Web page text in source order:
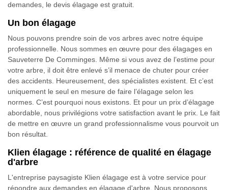
demandes, le devis élagage est gratuit.
Un bon élagage
Nous pouvons prendre soin de vos arbres avec notre équipe
professionnelle. Nous sommes en œuvre pour des élagages en
Sauveterre De Comminges. Même si vous avez de l’estime pour
votre arbre, il doit être enlevé s’il menace de chuter pour créer
des accidents. Heureusement, des spécialistes existent. Et c’est
uniquement le seul en mesure de faire l’élagage selon les
normes. C’est pourquoi nous existons. Et pour un prix d’élagage
abordable, nous privilégions votre satisfaction avant le prix. Le fait
de mettre en œuvre un grand professionnalisme vous pourvoit un
bon résultat.
Klien élagage : référence de qualité en élagage
d'arbre
L'entreprise paysagiste Klien élagage est à votre service pour
répondre aux demandes en élagage d'arbre. Nous proposons